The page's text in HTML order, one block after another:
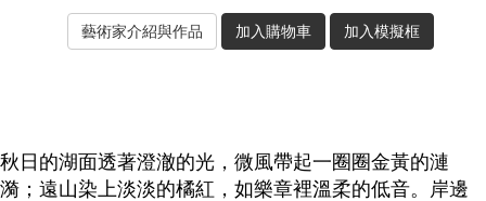
秋日的湖面透著澄澈的光，微風帶起一圈圈金黃的漣
漪；遠山染上淡淡的橘紅，如樂章裡溫柔的低音。岸邊